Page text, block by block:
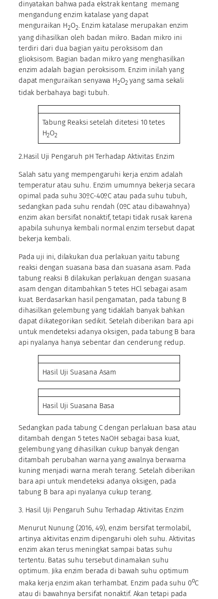
dinyatakan bahwa pada ekstrak kentang memang
mengandung enzim katalase yang dapat
menguraikan H2O2 . Enzim katalase merupakan enzim
yang dihasilkan oleh badan mikro. Badan mikro ini
terdiri dari dua bagian yaitu peroksisom dan
glioksisom. Bagian badan mikro yang menghasilkan
enzim adalah bagian peroksisom. Enzim inilah yang
dapat menguraikan senyawa H2O2yang sama sekali
tidak berbahaya bagi tubuh.
Tabung Reaksi setelah ditetesi 10 tetes
H2O2
2.Hasil Uji Pengaruh pH Terhadap Aktivitas Enzim
Salah satu yang mempengaruhi kerja enzim adalah
temperatur atau suhu. Enzim umumnya bekerja secara
opimal pada suhu 30ºC-40ºC atau pada suhu tubuh,
sedangkan pada suhu rendah (0ºC atau dibawahnya)
enzim akan bersifat nonaktif, tetapi tidak rusak karena
apabila suhunya kembali normal enzim tersebut dapat
bekerja kembali.
Pada uji ini, dilakukan dua perlakuan yaitu tabung
reaksi dengan suasana basa dan suasana asam. Pada
tabung reaksi B dilakukan perlakuan dengan suasana
asam dengan ditambahkan 5 tetes HCl sebagai asam
kuat. Berdasarkan hasil pengamatan, pada tabung B
dihasilkan gelembung yang tidaklah banyak bahkan
dapat dikategorikan sedikit. Setelah diberikan bara api
untuk mendeteksi adanya oksigen, pada tabung B bara
api nyalanya hanya sebentar dan cenderung redup.
Hasil Uji Suasana Asam
Hasil Uji Suasana Basa
Sedangkan pada tabung C dengan perlakuan basa atau
ditambah dengan 5 tetes NaOH sebagai basa kuat,
gelembung yang dihasilkan cukup banyak dengan
ditambah perubahan warna yang awalnya berwarna
kuning menjadi warna merah terang. Setelah diberikan
bara api untuk mendeteksi adanya oksigen, pada
tabung B bara api nyalanya cukup terang.
3. Hasil Uji Pengaruh Suhu Terhadap Aktivitas Enzim
Menurut Nunung (2016, 49), enzim bersifat termolabil,
artinya aktivitas enzim dipengaruhi oleh suhu. Aktivitas
enzim akan terus meningkat sampai batas suhu
tertentu. Batas suhu tersebut dinamakan suhu
optimum. Jika enzim berada di bawah suhu optimum
maka kerja enzim akan terhambat. Enzim pada suhu 0oC
atau di bawahnya bersifat nonaktif. Akan tetapi pada